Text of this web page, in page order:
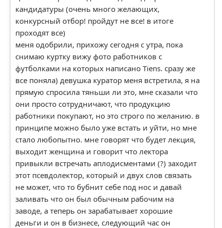
кандидатуры (очень много желающих,
конкурсный отбор! пройдут не все! в итоге
проходят все)
меня одобрили, прихожу сегодня с утра, пока
снимаю куртку вижу фото работников с
футболками на которых написано Tiens. сразу же
все поняла) девушка куратор меня встретила, я на
прямую спросила тяньши ли это, мне сказали что
они просто сотрудничают, что продукцию
работники покупают, но это строго по желанию. в
принципе можно было уже встать и уйти, но мне
стало любопытно. мне говорят что будет лекция,
выходит женщина и говорит что лектора
привыкли встречать аплодисментами (?) заходит
этот псевдолектор, который и двух слов связать
не может, что то бубнит себе под нос и давай
заливать что он был обычным рабочим на
заводе, а теперь он зарабатывает хорошие
деньги и он в бизнесе, следующий час он